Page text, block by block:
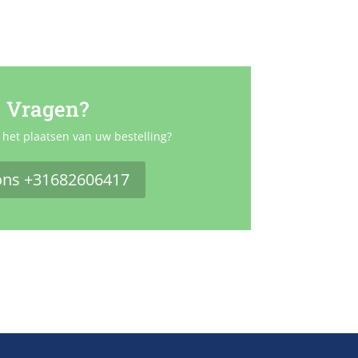
Vragen?
plaatsen van uw bestelling?
+31682606417